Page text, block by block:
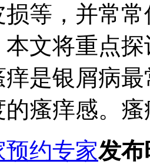
等，并常
本文将重点
痒是银屑病
瘙痒感。
预约专家发布